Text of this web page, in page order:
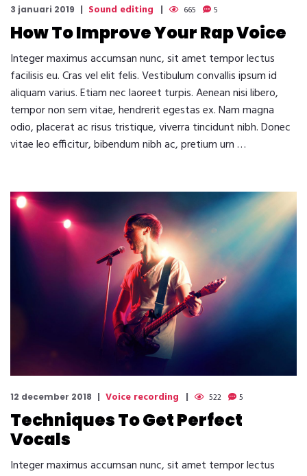
3 januari 2019 Sound editing 665 5
How To Improve Your Rap Voice
Integer maximus accumsan nunc, sit amet tempor lectus
facilisis eu. Cras vel elit felis. Vestibulum convallis ipsum id
aliquam varius. Etiam nec laoreet turpis. Aenean nisi libero,
tempor non sem vitae, hendrerit egestas ex. Nam magna
odio, placerat ac risus tristique, viverra tincidunt nibh. Donec
vitae leo efficitur, bibendum nibh ac, pretium urn …
12 december 2018 Voice recording 522 5
Techniques To Get Perfect
Vocals
Integer maximus accumsan nunc, sit amet tempor lectus